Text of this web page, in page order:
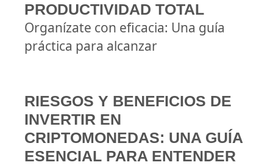
PRODUCTIVIDAD TOTAL
Organízate con eficacia: Una guía
práctica para alcanzar
RIESGOS Y BENEFICIOS DE
INVERTIR EN
CRIPTOMONEDAS: UNA GUÍA
ESENCIAL PARA ENTENDER